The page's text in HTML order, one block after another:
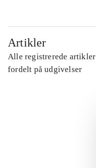
Artikler
Alle registrerede artikler
fordelt på udgivelser